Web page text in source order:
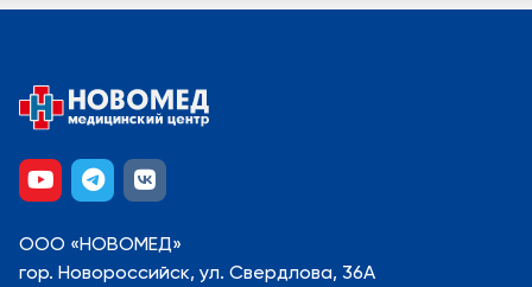
ООО «НОВОМЕД»
гор. Новороссийск, ул. Свердлова, 36А